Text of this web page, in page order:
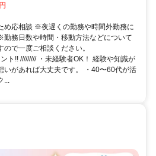
め応相談 ※夜遅くの勤務や時間外勤務に
務日数や時間・移動方法などについて
で一度ご相談ください。
ト!! ///////// ・未経験者OK！ 経験や知識が
いがあれば大丈夫です。 ・40〜60代が活
...